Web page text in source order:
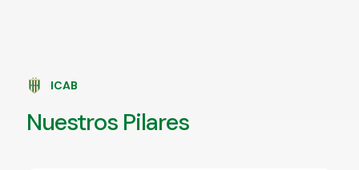
ICAB
Nuestros Pilares